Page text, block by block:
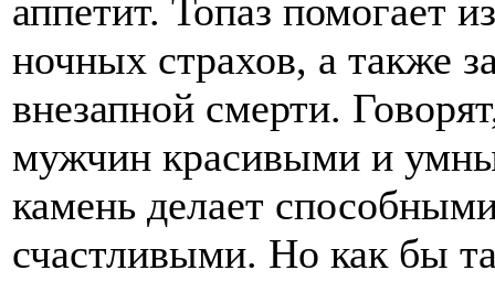
аппетит. Топаз помогает
ночных страхов, а также
внезапной смерти.
мужчин красивыми и
камень делает
счастливыми. Но как бы